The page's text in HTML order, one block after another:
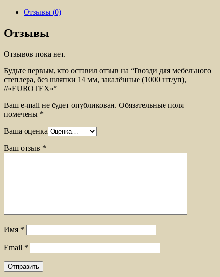
Отзывы (0)
Отзывы
Отзывов пока нет.
Будьте первым, кто оставил отзыв на “Гвозди для мебельного
степлера, без шляпки 14 мм, закалённые (1000 шт/уп),
//»EUROTEX»”
Ваш e-mail не будет опубликован. Обязательные поля
помечены *
Ваша оценка
Ваш отзыв *
Имя *
Email *